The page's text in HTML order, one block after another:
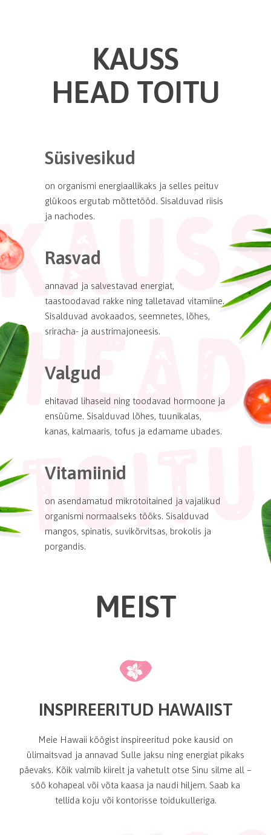
KAUSS
HEAD TOITU
Süsivesikud
on organismi energiaallikaks ja selles peituv
glükoos ergutab mõttetööd. Sisalduvad riisis
ja nachodes.
Rasvad
annavad ja salvestavad energiat,
taastoodavad rakke ning talletavad vitamiine.
Sisalduvad avokaados, seemnetes, lõhes,
sriracha- ja austrimajoneesis.
Valgud
ehitavad lihaseid ning toodavad hormoone ja
ensüüme. Sisalduvad lõhes, tuunikalas,
kanas, kalmaaris, tofus ja edamame ubades.
Vitamiinid
on asendamatud mikrotoitained ja vajalikud
organismi normaalseks tööks. Sisalduvad
mangos, spinatis, suvikõrvitsas, brokolis ja
porgandis.
MEIST
INSPIREERITUD HAWAIIST
Meie Hawaii köögist inspireeritud poke kausid on
ülimaitsvad ja annavad Sulle jaksu ning energiat pikaks
päevaks. Kõik valmib kiirelt ja vahetult otse Sinu silme all –
söö kohapeal või võta kaasa ja naudi hiljem. Saab ka
tellida koju või kontorisse toidukulleriga.